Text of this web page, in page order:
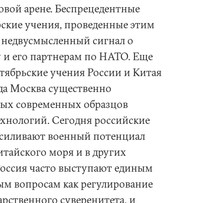
арене. Беспрецедентные
учения, проведенные этим
сигнал о
и его партнерам по НАТО. Еще
учения России и Китая
Москва существенно
современных образцов
Сегодня российские
военный потенциал
моря и в других
часто выступают единым
вопросам как регулирование
суверенитета, и